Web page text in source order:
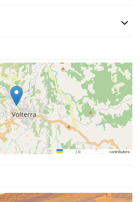
|© OpenStreetMap contributors